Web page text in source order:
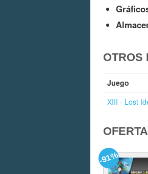
OTROS
Juego
XIII - Lost
-91%